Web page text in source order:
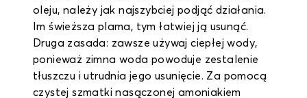
oleju, należy jak najszybciej podjąć działania.
Im świeższa plama, tym łatwiej ją usunąć.
Druga zasada: zawsze używaj ciepłej wody,
ponieważ zimna woda powoduje zestalenie
tłuszczu i utrudnia jego usunięcie. Za pomocą
czystej szmatki nasączonej amoniakiem